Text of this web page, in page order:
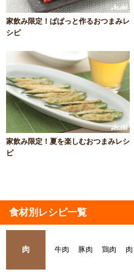
家飲み限定！ぱぱっと作るおつまみレ
シピ
家飲み限定！夏を楽しむおつまみレシ
ピ
食材別レシピ一覧
肉 牛肉 豚肉 鶏肉